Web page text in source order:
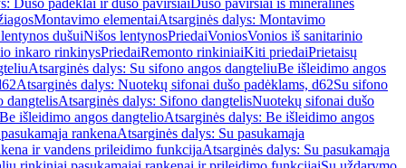
Dušo padėklai ir dušo paviršiaiDušo paviršiai iš mineralinės
Montavimo elementaiAtsarginės dalys: Montavimo
dušuiNišos lentynosPriedaiVoniosVonios iš sanitarinio
inkaro rinkinysPriedaiRemonto rinkiniaiKiti priedaiPrietaisų
Atsarginės dalys: Su sifono angos dangteliuBe išleidimo angos
Atsarginės dalys: Nuotekų sifonai dušo padėklams, d62Su sifono
dangtelisAtsarginės dalys: Sifono dangtelisNuotekų sifonai dušo
Be išleidimo angos dangtelioAtsarginės dalys: Be išleidimo angos
rankenaAtsarginės dalys: Su pasukamąja
ir vandens prileidimo funkcijaAtsarginės dalys: Su pasukamąja